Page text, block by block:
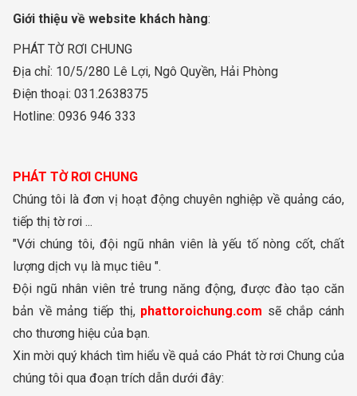
Giới thiệu về website khách hàng:
PHÁT TỜ RƠI CHUNG
Địa chỉ: 10/5/280 Lê Lợi, Ngô Quyền, Hải Phòng
Điện thoại: 031.2638375
Hotline: 0936 946 333
PHÁT TỜ RƠI CHUNG
Chúng tôi là đơn vị hoạt động chuyên nghiệp về quảng cáo,
tiếp thị tờ rơi ...
"Với chúng tôi, đội ngũ nhân viên là yếu tố nòng cốt, chất
lượng dịch vụ là mục tiêu ".
Đội ngũ nhân viên trẻ trung năng động, được đào tạo căn
bản về mảng tiếp thị, phattoroichung.com sẽ chắp cánh
cho thương hiệu của bạn.
Xin mời quý khách tìm hiểu về quả cáo Phát tờ rơi Chung của
chúng tôi qua đoạn trích dẫn dưới đây: